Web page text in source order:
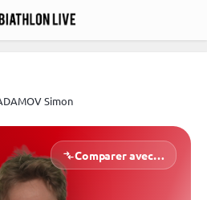
Simon
Comparer avec…